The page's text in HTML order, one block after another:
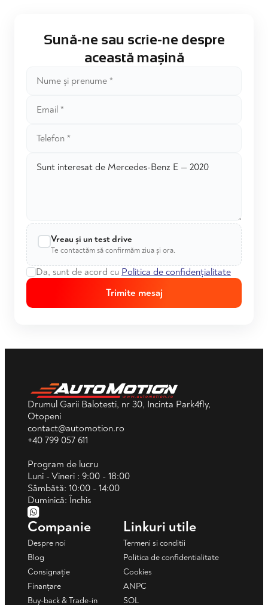
Sună-ne sau scrie-ne despre
această mașină
Vreau și un test drive
Te contactăm să confirmăm ziua și ora.
Da, sunt de acord cu Politica de confidențialitate
Trimite mesaj
Drumul Garii Balotesti, nr 30, Incinta Park4fly,
Otopeni
contact@automotion.ro
+40 799 057 611
Program de lucru
Luni - Vineri : 9:00 - 18:00
Sâmbătă: 10:00 - 14:00
Duminică: Închis
Companie
Despre noi
Blog
Consignație
Finanțare
Buy-back & Trade-in
Linkuri utile
Termeni si conditii
Politica de confidentialitate
Cookies
ANPC
SOL